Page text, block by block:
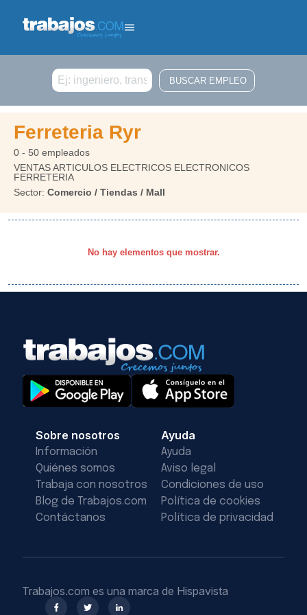
Buscar
Ferreteria Ryr
0 - 50 empleados
VENTAS ARTICULOS ELECTRICOS ELECTRONICOS
FERRETERIA
Sector: Comercio / Tiendas / Mall
No hay elementos que mostrar.
Sobre nosotros
Información
Quiénes somos
Trabaja con nosotros
Blog de Trabajos.com
Contáctanos
Ayuda
Ayuda
Aviso legal
Condiciones de uso
Política de cookies
Política de privacidad
Trabajos.com es una marca de Hispavista